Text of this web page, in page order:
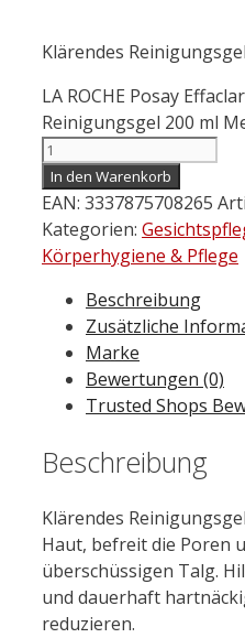
Klärendes
LA ROCHE Posay
Reinigungsgel 200 ml
In den Warenkorb
EAN: 3337875708265
Kategorien:
Körperhygiene & Pflege
Beschreibung
Zusätzliche
Marke
Bewertungen (0)
Trusted Shops
Beschreibung
Klärendes
Haut, befreit die Poren
überschüssigen Talg.
und dauerhaft
reduzieren.